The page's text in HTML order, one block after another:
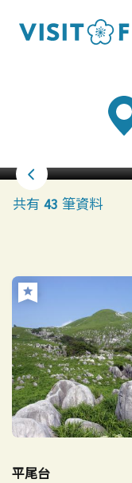
共有 43 筆資料
平尾台